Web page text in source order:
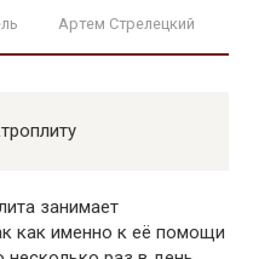
Артем Стрелецкий
занимает
как именно к её помощи